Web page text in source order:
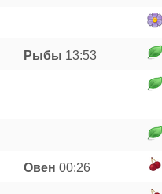
Рыбы 13:53
Овен 00:26